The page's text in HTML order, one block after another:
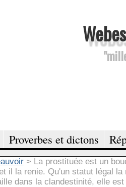
Proverbes et dictons
> La prostituée est un
il la renie. Qu'un statut légal
dans la clandestinité, elle